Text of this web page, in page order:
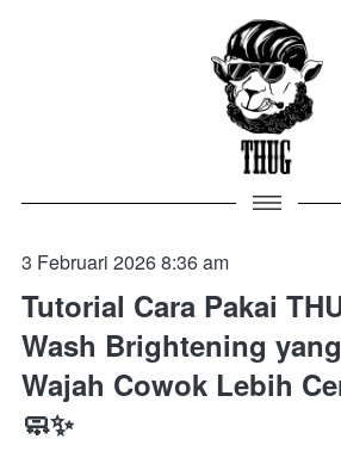
3 Februari 2026 8:36 am
Tutorial Cara Pakai
Wash Brightening
Wajah Cowok Lebih
🧼✨